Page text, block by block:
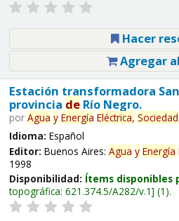
Hacer
Agregar
Estación transformadora
provincia deRío Negro.
por Agua y Energía Eléctrica, Sociedad
Idioma: Español
Editor: Buenos Aires: Agua y Energía
1998
Disponibilidad: Ítems disponibles
topográfica: 621.374.5/A282/v.1 (1).